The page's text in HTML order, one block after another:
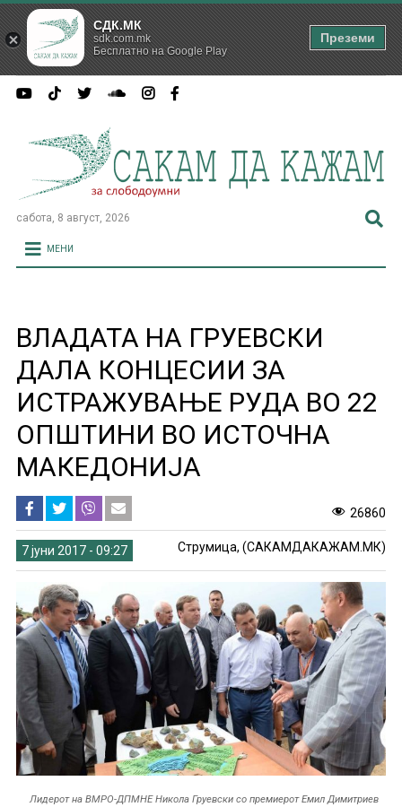
сабота, 8 август, 2026
МЕНИ
ВЛАДАТА НА ГРУЕВСКИ
ДАЛА КОНЦЕСИИ ЗА
ИСТРАЖУВАЊЕ РУДА ВО 22
ОПШТИНИ ВО ИСТОЧНА
МАКЕДОНИЈА
26860
7 јуни 2017 - 09:27 Струмица, (САКАМДАКАЖАМ.МК)
Лидерот на ВМРО-ДПМНЕ Никола Груевски со премиерот Емил Димитриев
СДК.МК
sdk.com.mk
Бесплатно на Google Play
Преземи